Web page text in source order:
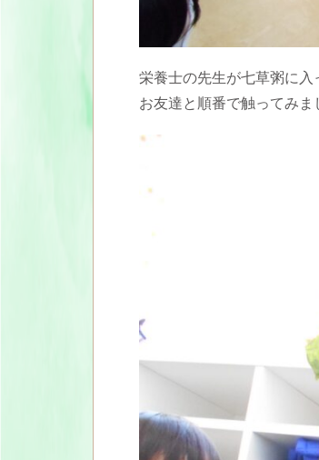
栄養士の先生が七草粥に
お友達と順番で触ってみま